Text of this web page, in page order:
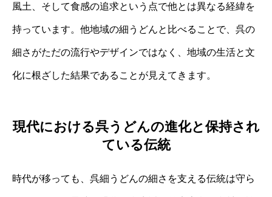
風土、そして食感の追求という点で他とは異なる経緯を
持っています。他地域の細うどんと比べることで、呉の
細さがただの流行やデザインではなく、地域の生活と文
化に根ざした結果であることが見えてきます。
現代における呉うどんの進化と保持され
ている伝統
時代が移っても、呉細うどんの細さを支える伝統は守ら